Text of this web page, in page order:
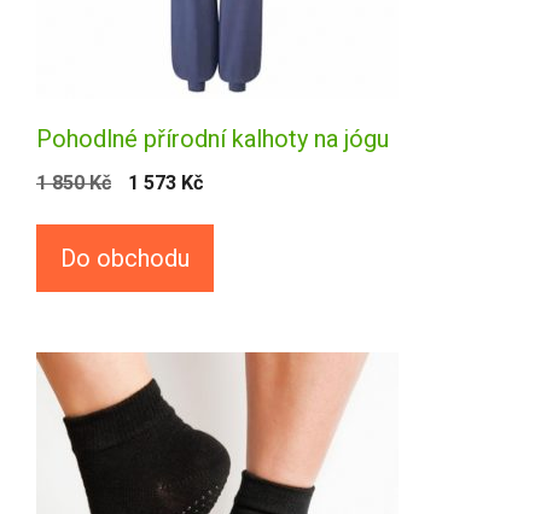
Pohodlné přírodní kalhoty na jógu
1 850Kč 1 573 Kč
Do obchodu